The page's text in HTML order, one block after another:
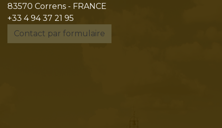
83570 Correns - FRANCE
+33 4 94 37 21 95
Contact par formulaire